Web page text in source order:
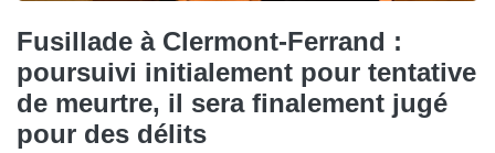
Fusillade à Clermont-Ferrand :
poursuivi initialement pour tentative
de meurtre, il sera finalement jugé
pour des délits